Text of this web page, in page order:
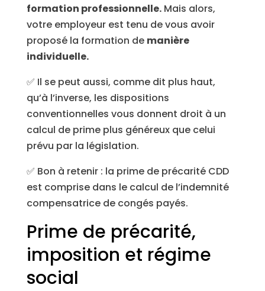
formation professionnelle.Mais alors,
votre employeur est tenu de vous avoir
proposé la formation de manière
individuelle.
✅ Il se peut aussi, comme dit plus haut,
qu’à l’inverse, les dispositions
conventionnelles vous donnent droit à un
calcul de prime plus généreux que celui
prévu par la législation.
✅ Bon à retenir : la prime de précarité CDD
est comprise dans le calcul de l’indemnité
compensatrice de congés payés.
Prime de précarité,
imposition et régime
social